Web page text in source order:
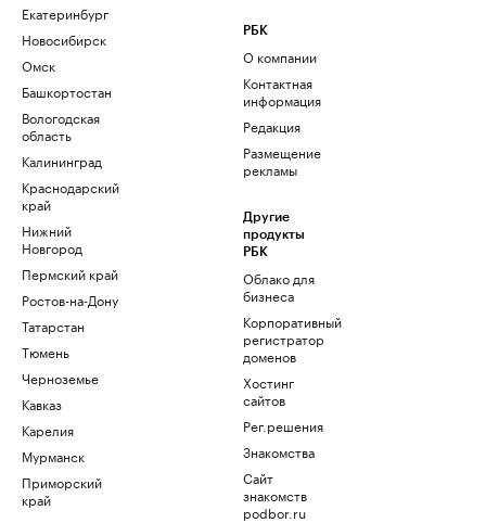
Екатеринбург
Новосибирск
Омск
Башкортостан
Вологодская
область
Калининград
Краснодарский
край
Нижний
Новгород
Пермский край
Ростов-на-Дону
Татарстан
Тюмень
Черноземье
Кавказ
Карелия
Мурманск
Приморский
край
РБК
О компании
Контактная
информация
Редакция
Размещение
рекламы
Другие
продукты
РБК
Облако для
бизнеса
Корпоративный
регистратор
доменов
Хостинг
сайтов
Рег.решения
Знакомства
Сайт
знакомств
podbor.ru